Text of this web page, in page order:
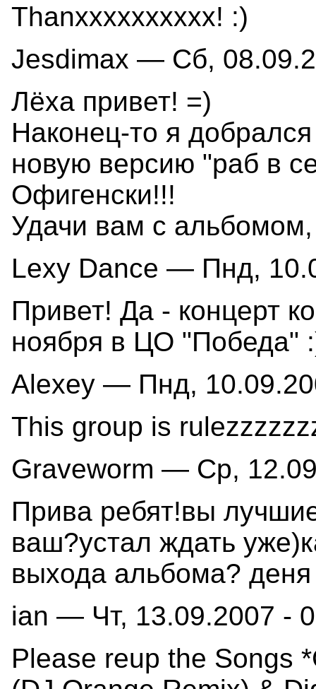
Thanxxxxxxxxxx! :)
Jesdimax — Сб,
Лёха привет! =)
Наконец-то я
новую версию "раб в
Офигенски!!!
Удачи вам с
Lexy Dance — Пнд,
Привет! Да - концерт
ноября в ЦО "Победа"
Alexey — Пнд,
This group is
Graveworm — Ср,
Прива ребят!вы
ваш?устал ждать
выхода альбома?
ian — Чт, 13.09.2007 -
Please reup the Songs